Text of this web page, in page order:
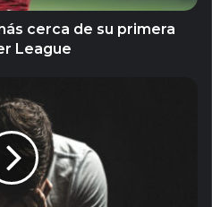
cerca de su primera
League